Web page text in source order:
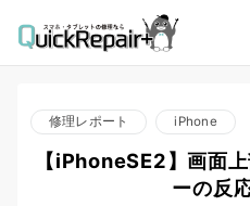
修理レポート iPhone
【iPhoneSE2】画面
ーの反